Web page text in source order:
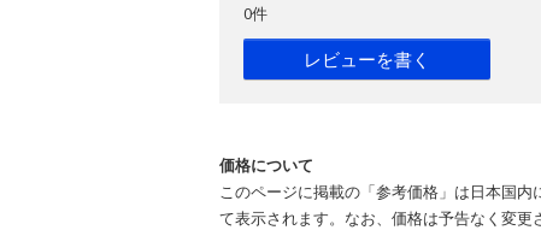
0件
レビューを書く
価格について
このページに掲載の「参考価格」は日本国
て表示されます。なお、価格は予告なく変更